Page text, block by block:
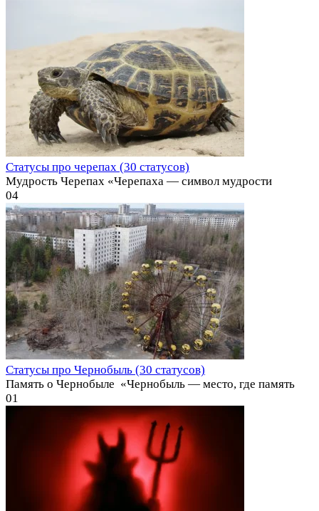
Статусы про черепах (30 статусов)
Мудрость Черепах «Черепаха — символ мудрости
04
Статусы про Чернобыль (30 статусов)
Память о Чернобыле ️ «Чернобыль — место, где память
01